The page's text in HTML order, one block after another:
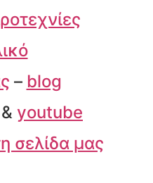
– blog
& youtube
σελίδα μας